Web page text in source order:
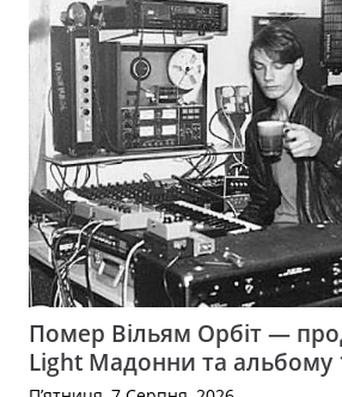
Помер Вільям Орбіт —
Light Мадонни та альбому